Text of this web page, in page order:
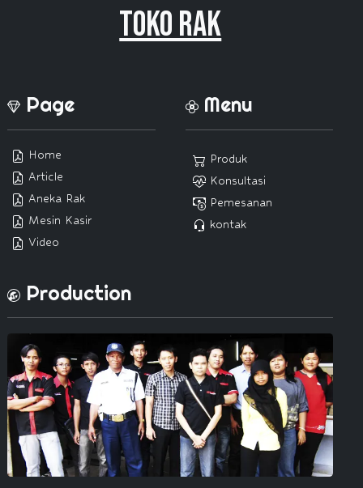
Toko Rak
Page
Home
Article
Aneka Rak
Mesin Kasir
Video
Menu
Produk
Konsultasi
Pemesanan
kontak
Production